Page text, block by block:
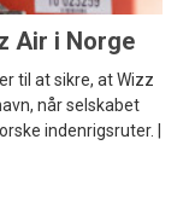
Air i Norge
til at sikre, at Wizz
når selskabet
indenrigsruter. |